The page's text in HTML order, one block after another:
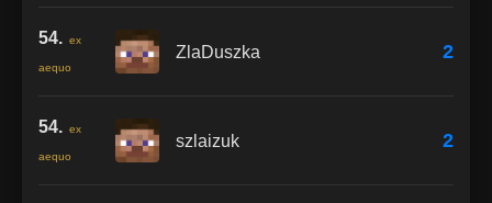
54. ex
aequo
ZlaDuszka 2
54. ex
aequo
szlaizuk 2